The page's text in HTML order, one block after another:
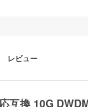
レビュー
互換 10G